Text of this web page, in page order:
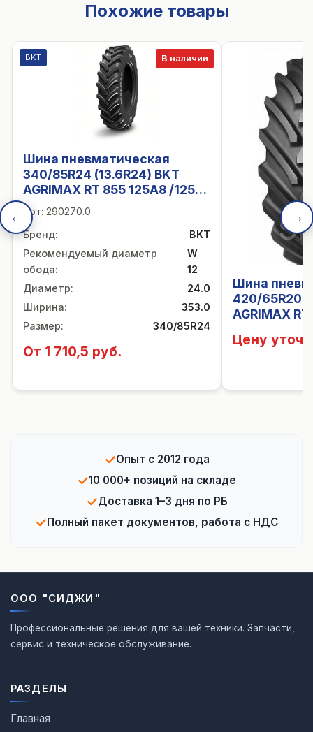
Похожие товары
←
В наличии
BKT
Шина пневматическая
340/85R24 (13.6R24) BKT
AGRIMAX RT 855 125A8 /125B
R1W TL (47X13.50-24)
Арт: 290270.0
Бренд:
BKT
Рекомендуемый диаметр
обода:
W
12
Диаметр:
24.0
Ширина:
353.0
Размер: 340/85R24
От 1 710,5 руб.
Шина
420/65R20
AGRIMAX
Цену
→
✓Опыт с 2012 года
✓10 000+ позиций на складе
✓Доставка 1–3 дня по РБ
✓Полный пакет документов, работа с НДС
ООО "СИДЖИ"
Профессиональные решения для вашей техники. Запчасти,
сервис и техническое обслуживание.
РАЗДЕЛЫ
Главная